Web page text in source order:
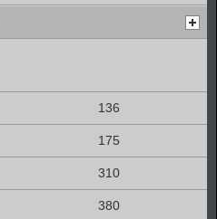
136
175
310
380